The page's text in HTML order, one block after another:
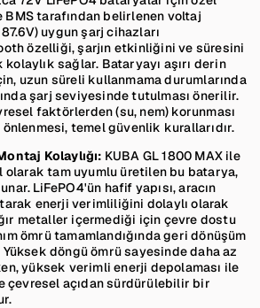
BMS tarafından belirlenen voltaj
uygun şarj cihazları
özelliği, şarjın etkinliğini ve süresini
sağlar. Bataryayı aşırı derin
uzun süreli kullanmama durumlarında
şarj seviyesinde tutulması önerilir.
faktörlerden (su, nem) korunması
temel güvenlik kurallarıdır.
Kolaylığı: KUBA GL 1800 MAX ile
tam uyumlu üretilen bu batarya,
LiFePO4'ün hafif yapısı, aracın
enerji verimliliğini dolaylı olarak
metaller içermediği için çevre dostu
ömrü tamamlandığında geri dönüşüm
döngü ömrü sayesinde daha az
yüksek verimli enerji depolaması ile
çevresel açıdan sürdürülebilir bir